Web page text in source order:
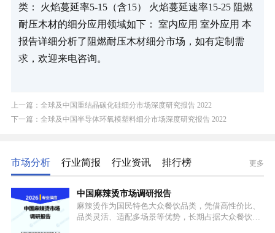
类： 火焰蔓延率5-15（含15） 火焰蔓延速率15-25 阻燃
耐压木材的细分应用领域如下： 室内应用 室外应用 本
报告详细分析了阻燃耐压木材细分市场，如有定制需
求，欢迎来电咨询。
上一篇：全球及中国重结晶碳化硅细分市场深度研究报告 2022
下一篇：全球及中国半导体环氧模塑料细分市场深度研究报告 2022
市场分析 行业简报 行业资讯 排行榜 更多
中国麻辣烫市场调研报告
麻辣烫作为国民特色大众餐饮品类，凭借高性价比、
品类灵活、适配多场景等优势，长期占据大众餐饮重